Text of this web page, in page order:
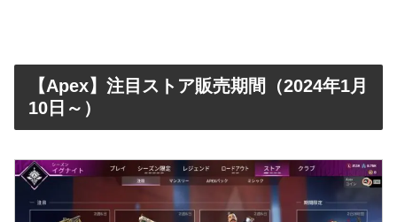
【Apex】注目ストア販売期間（2024年1月
10日～）